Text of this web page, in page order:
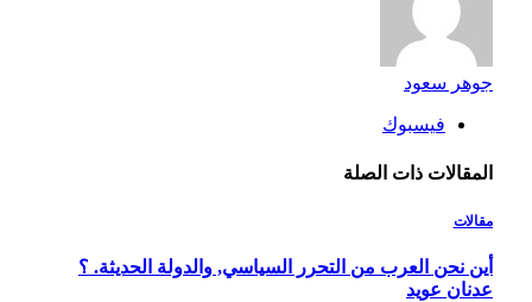
جوهر سعود
فيسبوك
المقالاتذات الصلة
مقالات
أين نحن العرب من التحرر السياسي, والدولة الحديثة. ؟
عدنان عويد